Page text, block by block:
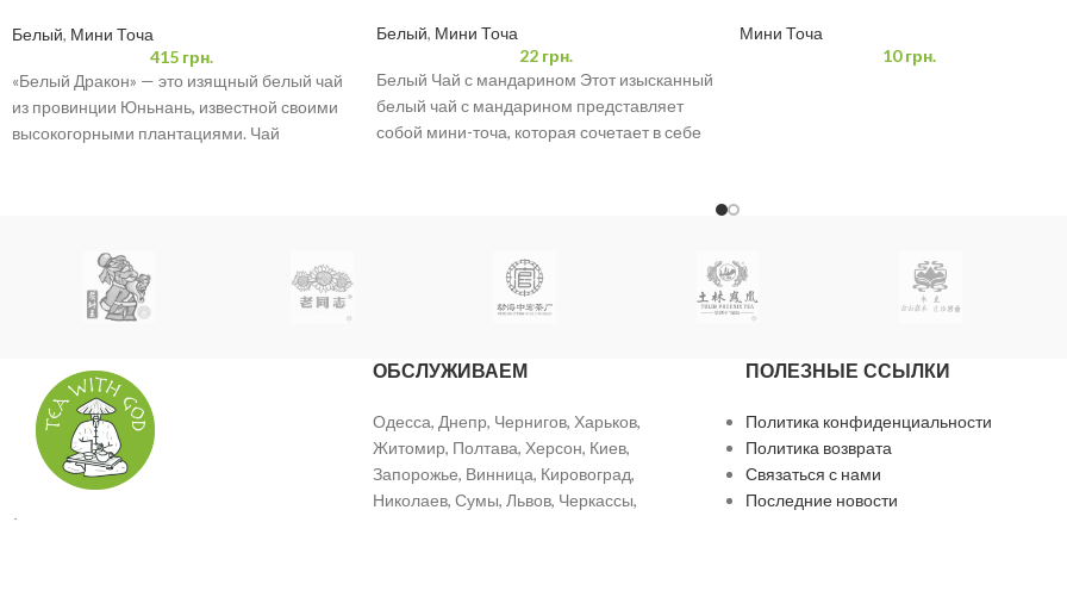
Белый, Мини Точа
415 грн.
«Белый Дракон» — это изящный белый чай
из провинции Юньнань, известной своими
высокогорными плантациями. Чай
Белый, Мини Точа
22грн.
Белый Чай с мандарином Этот изысканный
белый чай с мандарином представляет
собой мини-точа, которая сочетает в себе
Мини Точа
10грн.
ОБСЛУЖИВАЕМ
Одесса, Днепр, Чернигов, Харьков,
Житомир, Полтава, Херсон, Киев,
Запорожье, Винница, Кировоград,
Николаев, Сумы, Львов, Черкассы,
ПОЛЕЗНЫЕ ССЫЛКИ
Политика конфиденциальности
Политика возврата
Связаться с нами
Последние новости